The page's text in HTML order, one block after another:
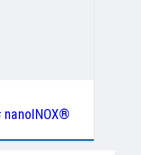
تشطيبات nanoINOX®